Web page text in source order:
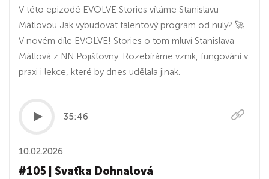
V této epizodě EVOLVE Stories vítáme Stanislavu
Mátlovou Jak vybudovat talentový program od nuly? 🚀
V novém díle EVOLVE! Stories o tom mluví Stanislava
Mátlová z NN Pojišťovny. Rozebíráme vznik, fungování v
praxi i lekce, které by dnes udělala jinak.
35:46
10.02.2026
#105 | Svaťka Dohnalová